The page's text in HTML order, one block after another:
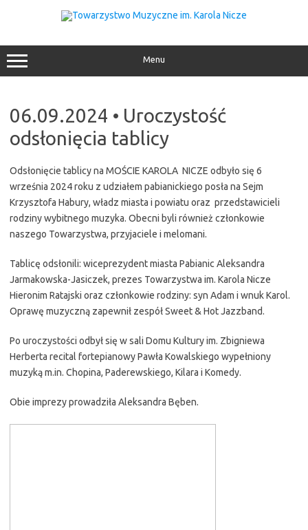
Menu
06.09.2024 • Uroczystość
odsłonięcia tablicy
Odsłonięcie tablicy na MOŚCIE KAROLA NICZE odbyło się 6
września 2024 roku z udziałem pabianickiego posła na Sejm
Krzysztofa Habury, władz miasta i powiatu oraz przedstawicieli
rodziny wybitnego muzyka. Obecni byli również członkowie
naszego Towarzystwa, przyjaciele i melomani.
Tablicę odsłonili: wiceprezydent miasta Pabianic Aleksandra
Jarmakowska-Jasiczek, prezes Towarzystwa im. Karola Nicze
Hieronim Ratajski oraz członkowie rodziny: syn Adam i wnuk Karol.
Oprawę muzyczną zapewnił zespół Sweet & Hot Jazzband.
Po uroczystości odbył się w sali Domu Kultury im. Zbigniewa
Herberta recital fortepianowy Pawła Kowalskiego wypełniony
muzyką m.in. Chopina, Paderewskiego, Kilara i Komedy.
Obie imprezy prowadziła Aleksandra Bęben.